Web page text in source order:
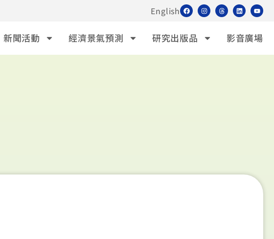
English
新聞活動 經濟景氣預測 研究出版品 影音廣場